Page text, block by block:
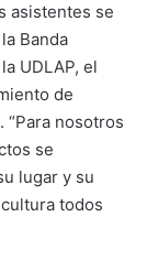
asistentes se
Banda
UDLAP, el
de
“Para nosotros
se
lugar y su
todos